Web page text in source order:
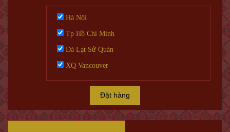
Hà Nội
Tp Hồ Chí Minh
Đà Lạt Sử Quán
XQ Vancouver
Đặt hàng